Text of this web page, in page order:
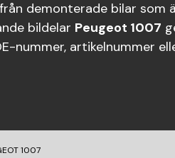
från demonterade bilar som
bildelar Peugeot 1007
nummer, artikelnummer
1007